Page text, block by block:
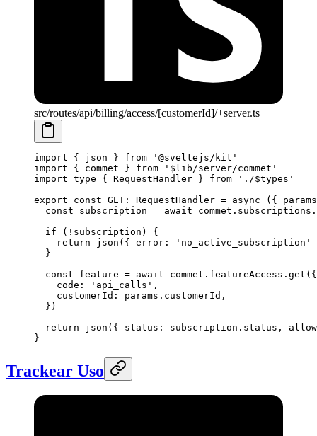
src/routes/api/billing/access/[customerId]/+server.ts
import { json } from '@sveltejs/kit'
import { commet } from '$lib/server/commet'
import type { RequestHandler } from './$types'
export const GET : RequestHandler = async ({ params
  const
subscription = await commet.subscriptions.
  if
( ! subscription) {
    return
json ({ error: 'no_active_subscription'
  }
  const
feature = await commet.featureAccess. get ({
    code:
'api_calls' ,
    customerId: params.customerId,
  })
  return
json ({ status: subscription.status,
}
Trackear Uso